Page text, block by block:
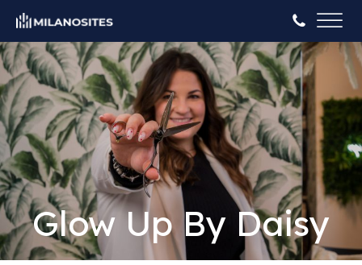
Glow Up By Daisy